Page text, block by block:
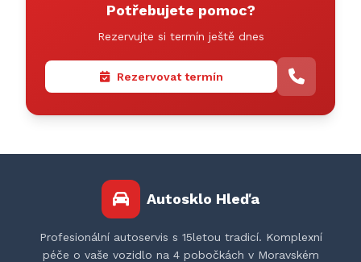
Potřebujete pomoc?
Rezervujte si termín ještě dnes
Rezervovat termín
Autosklo Hleďa
Profesionální autoservis s 15letou tradicí. Komplexní
péče o vaše vozidlo na 4 pobočkách v Moravském